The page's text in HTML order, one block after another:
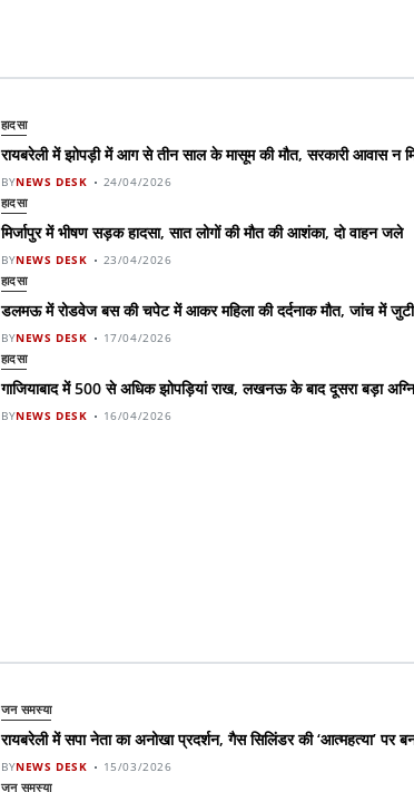
हादसा
रायबरेली में झोपड़ी में आग से तीन साल के मासूम की मौत, सरकारी आवास न
BYNEWS DESK 24/04/2026
हादसा
मिर्जापुर में भीषण सड़क हादसा, सात लोगों की मौत की आशंका, दो वाहन जले
BYNEWS DESK 23/04/2026
हादसा
डलमऊ में रोडवेज बस की चपेट में आकर महिला की दर्दनाक मौत, जांच में
BYNEWS DESK 17/04/2026
हादसा
गाजियाबाद में 500 से अधिक झोपड़ियां राख, लखनऊ के बाद दूसरा बड़ा
BYNEWS DESK 16/04/2026
जन समस्या
रायबरेली में सपा नेता का अनोखा प्रदर्शन, गैस सिलिंडर की ‘आत्महत्या’ पर
BYNEWS DESK 15/03/2026
जन समस्या